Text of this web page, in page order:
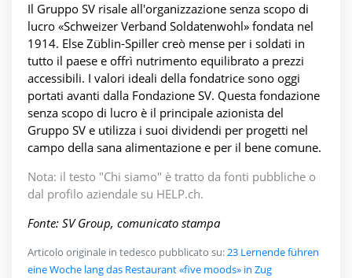
Il Gruppo SV risale all'organizzazione senza scopo di
lucro «Schweizer Verband Soldatenwohl» fondata nel
1914. Else Züblin-Spiller creò mense per i soldati in
tutto il paese e offrì nutrimento equilibrato a prezzi
accessibili. I valori ideali della fondatrice sono oggi
portati avanti dalla Fondazione SV. Questa fondazione
senza scopo di lucro è il principale azionista del
Gruppo SV e utilizza i suoi dividendi per progetti nel
campo della sana alimentazione e per il bene comune.
Nota: il testo "Chi siamo" è tratto da fonti pubbliche o
dal profilo aziendale su HELP.ch.
Fonte: SV Group, comunicato stampa
Articolo originale in tedesco pubblicato su:23 Lernende führen
eine Woche lang das Restaurant «five moods» in Zug